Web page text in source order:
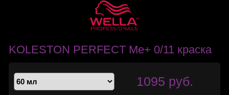
KOLESTON PERFECT Me+ 0/11 краска
1095 руб.